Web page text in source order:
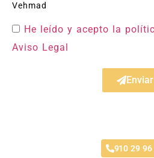
Vehmad
He leído y acepto la
Aviso Legal
Enviar
910 29 96